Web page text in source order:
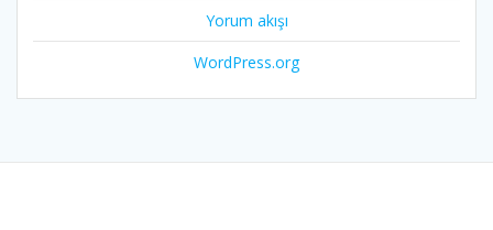
Yorum akışı
WordPress.org